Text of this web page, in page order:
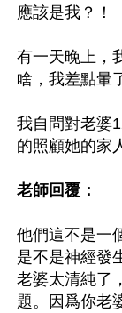
應該是我？！
有一天晚上，
啥，我差點暈
我自問對老婆
的照顧她的家
老師回覆：
他們這不是一
是不是神經發
老婆太清純了
題。因爲你老